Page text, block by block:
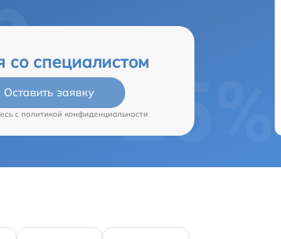
со специалистом
Оставить заявку
c политикой конфиденциальности